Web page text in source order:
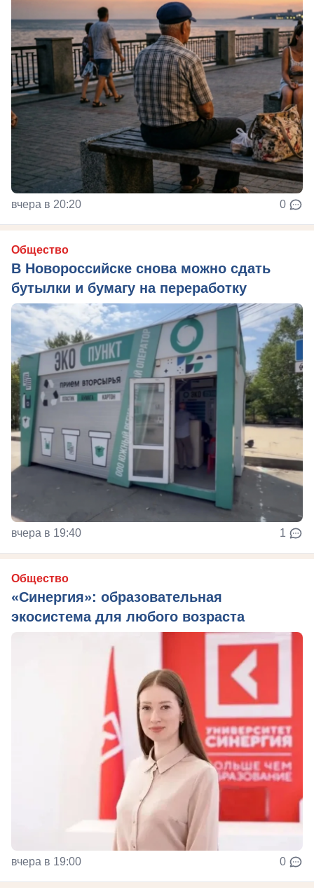
вчера в 20:20 0
Общество
В Новороссийске снова можно сдать
бутылки и бумагу на переработку
вчера в 19:40 1
Общество
«Синергия»: образовательная
экосистема для любого возраста
вчера в 19:00 0